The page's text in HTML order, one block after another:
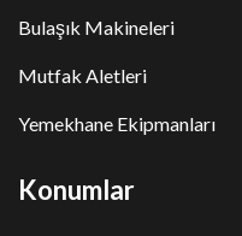
Bulaşık Makineleri
Mutfak Aletleri
Yemekhane Ekipmanları
Konumlar